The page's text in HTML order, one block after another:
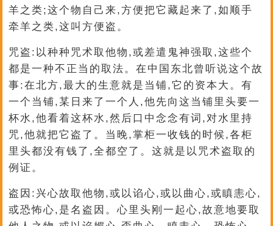
羊之类;这个物自己来,方便把它藏起来了,如顺手
牵羊之类,这叫方便盗。
咒盗:以种种咒术取他物,或差遣鬼神强取,这些个
都是一种不正当的取法。在中国东北曾听说这个故
事:在北方,最大的生意就是当铺,它的资本大。有
一个当铺,某日来了一个人,他先向这当铺里头要一
杯水,他看着这杯水,然后口中念念有词,对水里持
咒,他就把它盗了。当晚,掌柜一收钱的时候,各柜
里头都没有钱了,全都空了。这就是以咒术盗取的
例证。
盗因:兴心故取他物,或以谄心,或以曲心,或瞋恚心,
或恐怖心,是名盗因。心里头刚一起心,故意地要取